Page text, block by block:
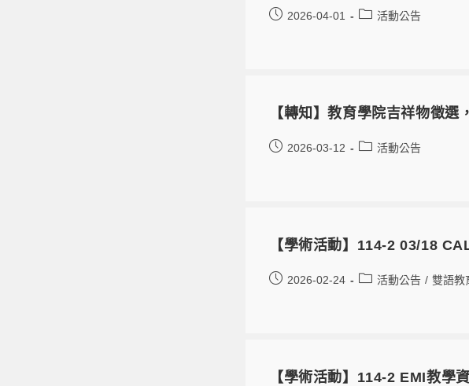
2026-04-01 活動公告
【轉知】教育學院吉祥物徵選
2026-03-12 活動公告
【學術活動】114-2 03/18
2026-02-24 活動公告 / 雙語教
【學術活動】114-2 EMI教學